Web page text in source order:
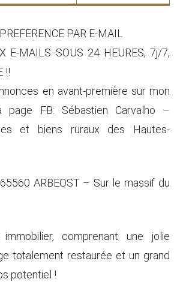
PAR E-MAIL
E-MAILS SOUS 24 HEURES, 7j/7,
!!
en avant-première sur mon
page FB: Sébastien Carvalho –
et biens ruraux des Hautes-
ARBEOST – Sur le massif du
comprenant une jolie
totalement restaurée et un grand
potentiel !